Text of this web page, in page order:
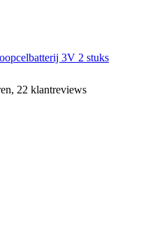
3V 2 stuks
22 klantreviews